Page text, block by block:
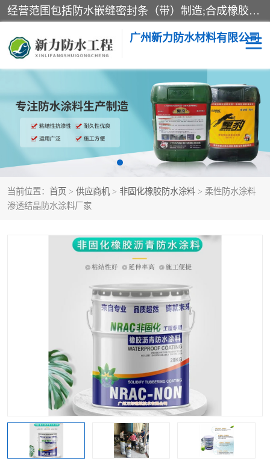
经营范围包括防水嵌缝密封条（带）制造;合成橡胶制造（监控化学品、危险化学品除外）;沥青混合物制造;防水胶粘带制造;其他合成材料制造（监控化学品、危险化学品除外）;涂料制造（监控化学品、危险化学品除外）;建筑结构防水补漏;防水建筑材料制造;粘合剂制造（监控化学品、危险化学品除外）;涂料零售;广州新力防水材料有限公司具有1处分支机构。
广州新力防水材料有限公司
当前位置： 首页 > 供应商机 > 非固化橡胶防水涂料 > 柔性防水涂料
渗透结晶防水涂料厂家
黑豹防水胶 建筑108胶水
乳化沥青防水涂料 自粘卷材
非固化橡胶防水涂料